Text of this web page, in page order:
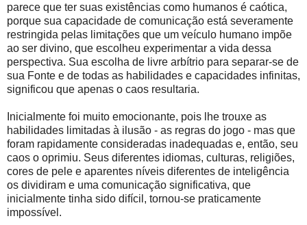
parece que ter suas existências como humanos é caótica,
porque sua capacidade de comunicação está severamente
restringida pelas limitações que um veículo humano impõe
ao ser divino, que escolheu experimentar a vida dessa
perspectiva. Sua escolha de livre arbítrio para separar-se de
sua Fonte e de todas as habilidades e capacidades infinitas,
significou que apenas o caos resultaria.
Inicialmente foi muito emocionante, pois lhe trouxe as
habilidades limitadas à ilusão - as regras do jogo - mas que
foram rapidamente consideradas inadequadas e, então, seu
caos o oprimiu. Seus diferentes idiomas, culturas, religiões,
cores de pele e aparentes níveis diferentes de inteligência
os dividiram e uma comunicação significativa, que
inicialmente tinha sido difícil, tornou-se praticamente
impossível.